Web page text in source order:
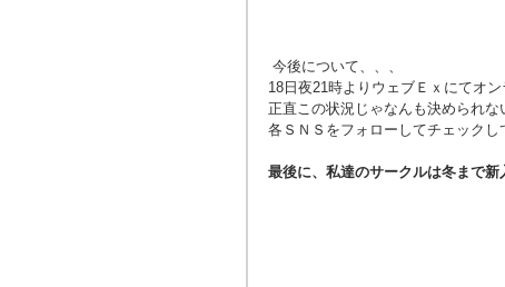
今後について、、、
18日夜21時よりウェブＥｘにてオ
正直この状況じゃなんも決められな
各ＳＮＳをフォローしてチェックし
最後に、私達のサークルは冬まで新